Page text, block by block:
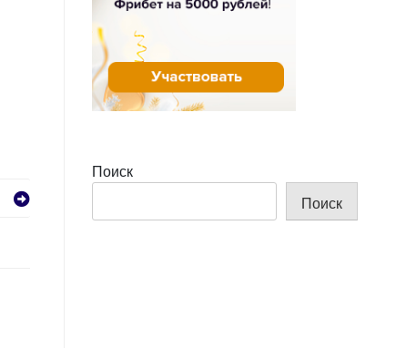
Поиск
Поиск